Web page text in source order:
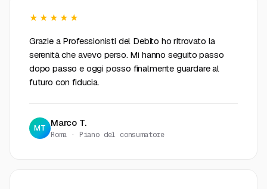
★★★★★
Grazie a Professionisti del Debito ho ritrovato la
serenità che avevo perso. Mi hanno seguito passo
dopo passo e oggi posso finalmente guardare al
futuro con fiducia.
MT Marco T.
Roma · Piano del consumatore